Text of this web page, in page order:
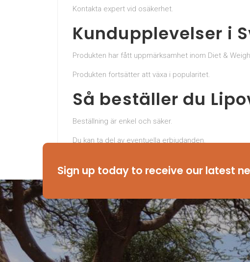
Kontakta expert vid osäkerhet.
Kundupplevelser i
Produkten har fått uppmärksamhet inom Diet &
Produkten fortsätter att växa i popularitet.
Så beställer du
Beställning är enkel och säker.
Du kan ta del av eventuella erbjudanden.
Sign up today to receive our latest